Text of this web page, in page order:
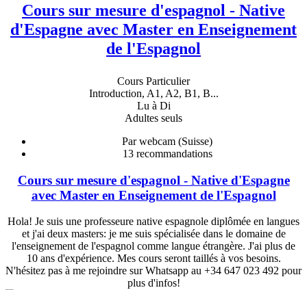
Cours sur mesure d'espagnol - Native
d'Espagne avec Master en Enseignement
de l'Espagnol
Cours Particulier
Introduction, A1, A2, B1, B...
Lu à Di
Adultes seuls
Par webcam (Suisse)
13recommandations
Cours sur mesure d'espagnol - Native d'Espagne
avec Master en Enseignement de l'Espagnol
Hola! Je suis une professeure native espagnole diplômée en langues
et j'ai deux masters: je me suis spécialisée dans le domaine de
l'enseignement de l'espagnol comme langue étrangère. J'ai plus de
10 ans d'expérience. Mes cours seront taillés à vos besoins.
N'hésitez pas à me rejoindre sur Whatsapp au +34 647 023 492 pour
plus d'infos!